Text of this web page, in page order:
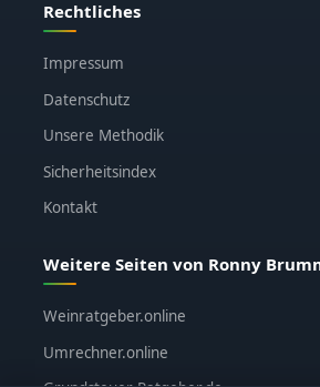
Rechtliches
Impressum
Datenschutz
Unsere Methodik
Sicherheitsindex
Kontakt
Weitere Seiten von Ronny
Weinratgeber.online
Umrechner.online